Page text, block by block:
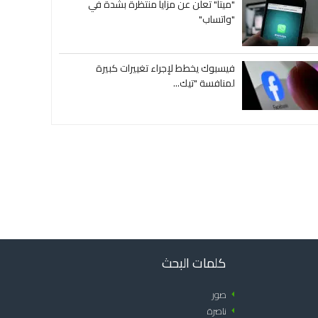
"ميتا" تعلن عن مزايا منتظرة بشدة في
"واتساب"
فيسبوك يخطط لإجراء تغييرات كبيرة
لمنافسة "تيك...
كلمات البحث
arrow_left صور
arrow_left ناصرة